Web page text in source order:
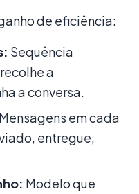
de eficiência:
Sequência
a
a conversa.
Mensagens em cada
entregue,
Modelo que